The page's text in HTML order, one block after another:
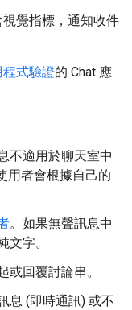
覺指標，通知收件
程式驗證的 Chat 應
不適用於聊天室中
用者會根據自己的
。如果無聲訊息中
文字。
或回覆討論串。
息 (即時通訊) 或不